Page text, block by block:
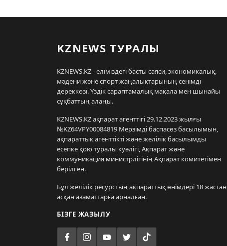
KZNEWS ТУРАЛЫ
KZNEWS.KZ - еліміздегі басты саяси, экономикалық,
мәдени және спорт жаңалықтарының сенімді
дереккөзі. Үздік сараптамалық мақала мен шынайы
сұқбаттың алаңы.
KZNEWS.KZ ақпарат агенттігі 29.12.2023 жылғы
№KZ64VPY00084819 Мерзімді баспасөз басылымын,
ақпараттық агенттікті және желілік басылымды
есепке қою туралы куәлігі, Ақпарат және
коммуникация министрлігінің Ақпарат комитетімен
берілген.
Бұл желілік ресурстың ақпараттық өнімдері 18 жастан
асқан азаматтарға арналған.
БІЗГЕ ЖАЗЫЛУ